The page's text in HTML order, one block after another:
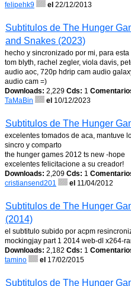
felipehk9
el 22/12/2013
Subtitulos de The Hunger
and Snakes (2023)
hecho y sincronizado por mi, para
tom blyth, rachel zegler, viola davis,
audio aoc, 720p hdrip cam audio
audio cam =)
Downloads: 2,229 Cds: 1
TaMaBin
el 10/12/2023
Subtitulos de The Hunger
excelentes tomados de aca, mantuve
sincro y comparto
the hunger games 2012 ts new -hope
excelentes felicitacione a su creador!
Downloads: 2,209 Cds: 1
cristiansend201
el 11/04/2012
Subtitulos de The Hunger
(2014)
el subtitulo subido por acpm
mockingjay part 1 2014 web-dl x264-
Downloads: 2,182 Cds: 1
tamino
el 17/02/2015
Subtitulos de The Hunger